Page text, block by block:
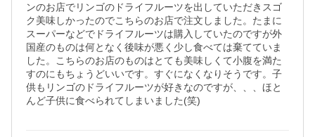
ンのお店でリンゴのドライフルーツを出していただきスゴ
ク美味しかったのでこちらのお店で注文しました。たまに
スーパーなどでドライフルーツは購入していたのですが外
国産のものは何となく後味が悪く少し食べては棄てていま
した。こちらのお店のものはとても美味しくて小腹を満た
すのにもちょうどいいです。すぐになくなりそうです。子
供もリンゴのドライフルーツが好きなのですが、、、ほと
んど子供に食べられてしまいました(笑)